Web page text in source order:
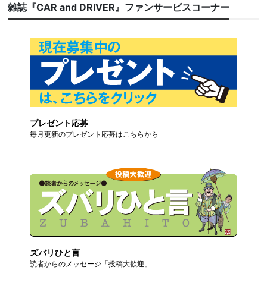
雑誌『CAR and DRIVER』ファンサービスコーナー
プレゼント応募
毎月更新のプレゼント応募はこちらから
ズバリひと言
読者からのメッセージ「投稿大歓迎」